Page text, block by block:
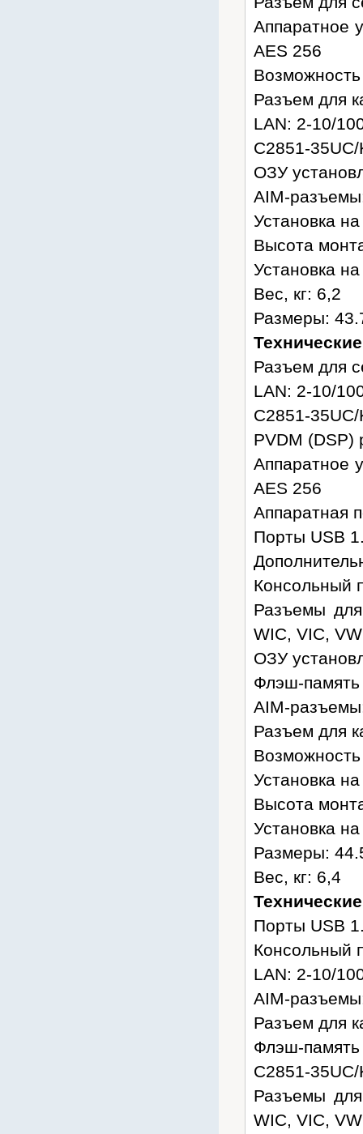
Аппаратное
AES 256
Разъем для
LAN: 2-10/
C2851-35UC/
ОЗУ
AIM-
Установка
Высота
Установка
Вес, кг: 6,2
Размеры:
Разъем для
LAN: 2-10/
C2851-35UC/
PVDM (DSP)
Аппаратное
AES 256
Аппаратная
Порты USB
Консольный
Разъемы
WIC, VIC,
ОЗУ
Флэш-
AIM-
Разъем для
Установка
Высота
Установка
Размеры:
Вес, кг: 6,4
Порты USB
Консольный
LAN: 2-10/
AIM-
Разъем для
Флэш-
C2851-35UC/
Разъемы
WIC, VIC,